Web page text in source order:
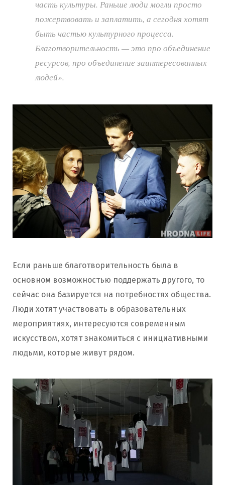
часть культуры. Раньше люди могли просто
пожертвовать и заплатить, а сегодня хотят
быть частью культурного процесса.
Благотворительность — это про объединение
ресурсов, про объединение заинтересованных
людей».
Если раньше благотворительность была в
основном возможностью поддержать другого, то
сейчас она базируется на потребностях общества.
Люди хотят участвовать в образовательных
мероприятиях, интересуются современным
искусством, хотят знакомиться с инициативными
людьми, которые живут рядом.